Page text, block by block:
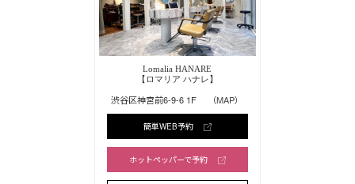
Lomalia HANARE
【ロマリア ハナレ】
渋谷区神宮前6-9-6 1F （MAP）
簡単WEB予約
ホットペッパーで予約